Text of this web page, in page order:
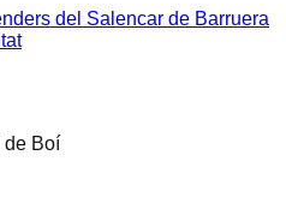
del Salencar de Barruera
de Boí